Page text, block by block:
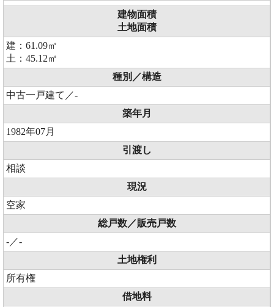
建物面積
土地面積
建：61.09㎡
土：45.12㎡
種別／構造
中古一戸建て／-
築年月
1982年07月
引渡し
相談
現況
空家
総戸数／販売戸数
-／-
土地権利
所有権
借地料